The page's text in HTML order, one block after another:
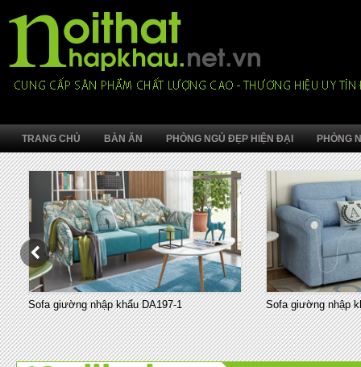
TRANG CHỦ BÀN ĂN PHÒNG NGỦ ĐẸP HIỆN ĐẠI PHÒNG
Sofa giường nhập khẩu DA197-1 Sofa giường nhập